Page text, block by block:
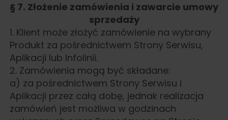
§ 7. Złożenie zamówienia i zawarcie umowy
sprzedaży
1. Klient może złożyć zamówienie na wybrany
Produkt za pośrednictwem Strony Serwisu,
Aplikacji lub Infolinii.
2. Zamówienia mogą być składane:
a) za pośrednictwem Strony Serwisu i
Aplikacji przez całą dobę, jednak realizacja
zamówień jest możliwa w godzinach